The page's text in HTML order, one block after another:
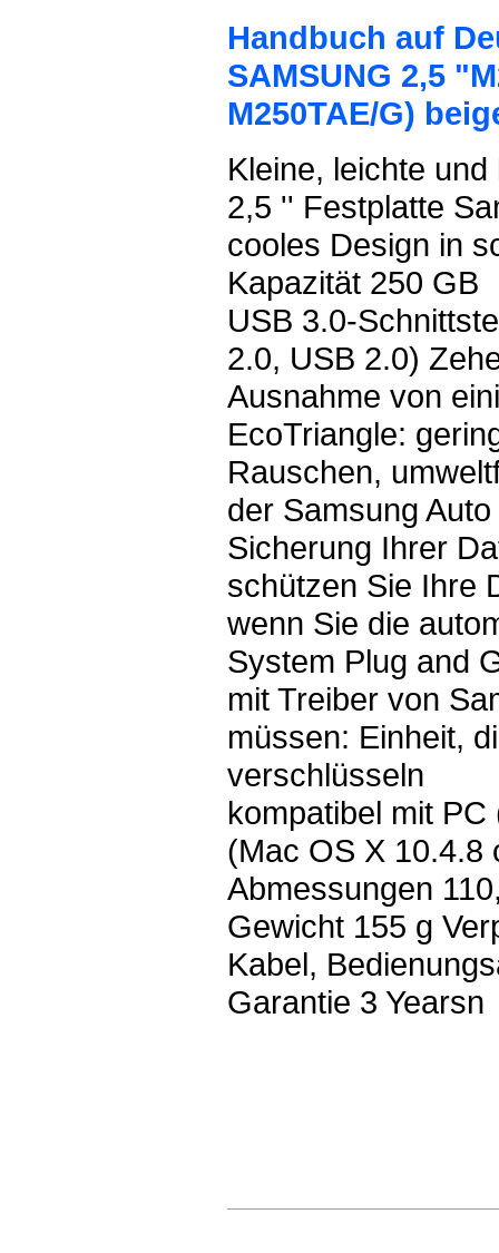
Handbuch auf
SAMSUNG 2,5
M250TAE/G)
Kleine, leichte
2,5 '' Festplatte
cooles Design in
Kapazität 250 GB
USB 3.0-
2.0, USB 2.0)
Ausnahme von
EcoTriangle:
Rauschen,
der Samsung
Sicherung Ihrer
schützen Sie Ihre
wenn Sie die
System Plug and
mit Treiber von
müssen: Einheit,
verschlüsseln
kompatibel mit
(Mac OS X 10.4.8
Abmessungen
Gewicht 155 g
Kabel,
Garantie 3 Yearsn